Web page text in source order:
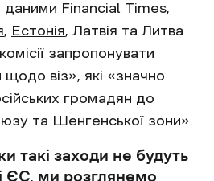
даними Financial Times,
, Естонія, Латвія та Литва
запропонувати
щодо віз», які «значно
громадян до
та Шенгенської зони».
такі заходи не будуть
ЄС, ми розглянемо